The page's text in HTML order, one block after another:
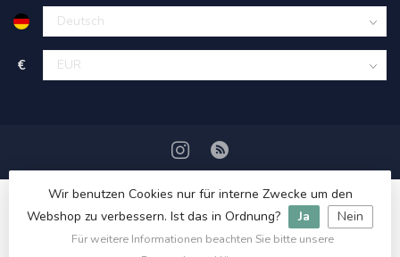
€
Wir benutzen Cookies nur für interne Zwecke um den
Webshop zu verbessern. Ist das in Ordnung?
Ja Nein
Für weitere Informationen beachten Sie bitte unsere